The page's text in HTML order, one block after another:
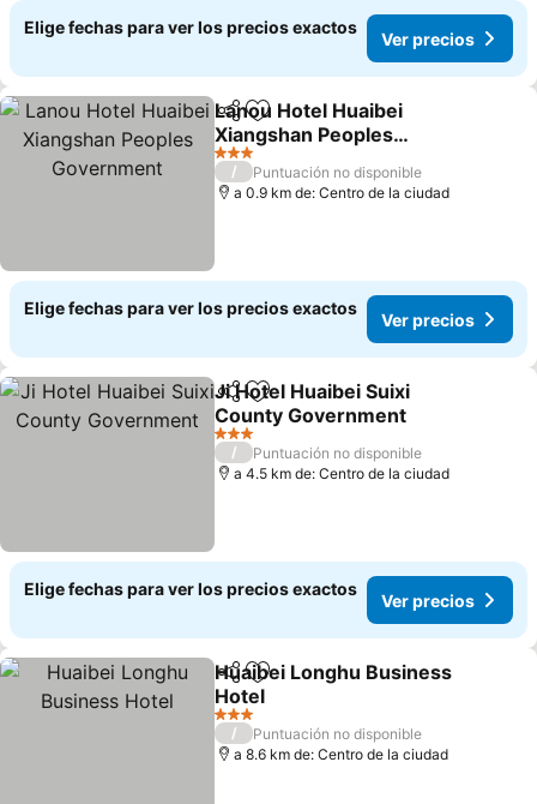
Elige fechas para ver los precios exactos
Ver precios
CompartirAgregar a favoritos
Lanou Hotel Huaibei
Xiangshan Peoples
Government
Ver precios
3 Estrellas
/
Puntuación no disponible
a 0.9 km de: Centro de la ciudad
Elige fechas para ver los precios exactos
Ver precios
CompartirAgregar a favoritos
Ji Hotel Huaibei Suixi
County Government
Ver precios
3 Estrellas
/
Puntuación no disponible
a 4.5 km de: Centro de la ciudad
Elige fechas para ver los precios exactos
Ver precios
CompartirAgregar a favoritos
Huaibei Longhu Business
Hotel
Ver precios
3 Estrellas
/
Puntuación no disponible
a 8.6 km de: Centro de la ciudad